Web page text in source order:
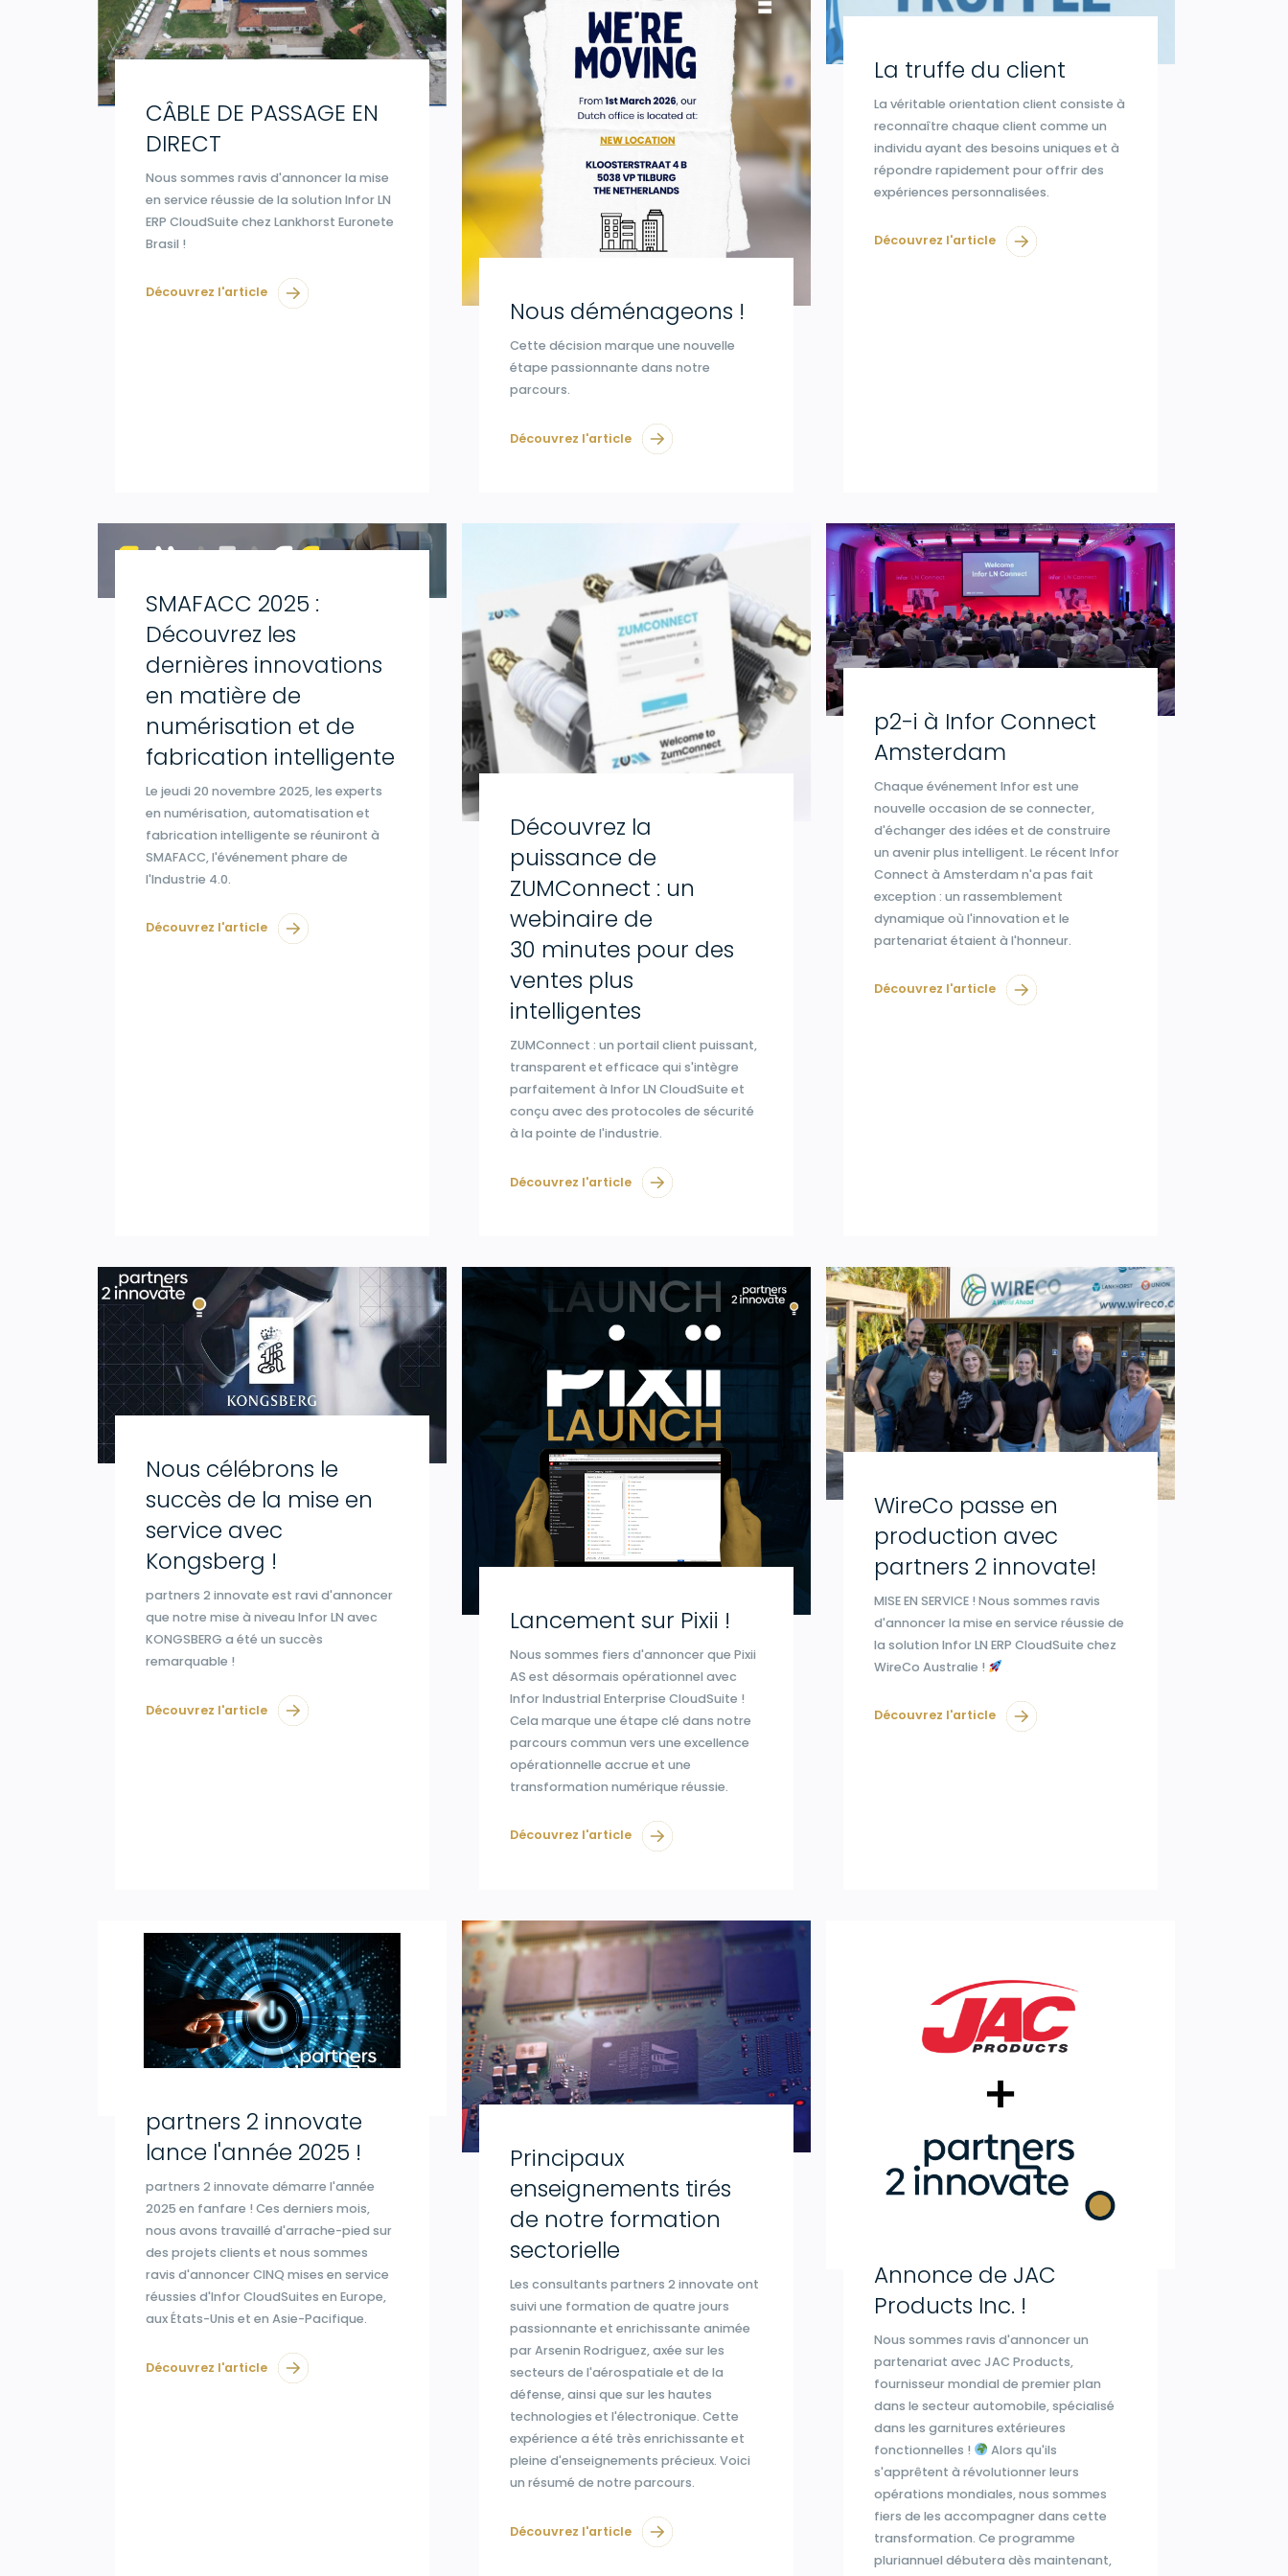
CÂBLE DE PASSAGE EN
DIRECT
Nous sommes ravis d'annoncer la mise
en service réussie de la solution Infor LN
ERP CloudSuite chez Lankhorst Euronete
Brasil !
Découvrez l'article
Nous déménageons !
Cette décision marque une nouvelle
étape passionnante dans notre
parcours.
Découvrez l'article
La truffe du client
La véritable orientation client consiste à
reconnaître chaque client comme un
individu ayant des besoins uniques et à
répondre rapidement pour offrir des
expériences personnalisées.
Découvrez l'article
SMAFACC 2025 :
Découvrez les
dernières innovations
en matière de
numérisation et de
fabrication intelligente
Le jeudi 20 novembre 2025, les experts
en numérisation, automatisation et
fabrication intelligente se réuniront à
SMAFACC, l'événement phare de
l'Industrie 4.0.
Découvrez l'article
Découvrez la
puissance de
ZUMConnect : un
webinaire de
30 minutes pour des
ventes plus
intelligentes
ZUMConnect : un portail client puissant,
transparent et efficace qui s'intègre
parfaitement à Infor LN CloudSuite et
conçu avec des protocoles de sécurité
à la pointe de l'industrie.
Découvrez l'article
p2-i à Infor Connect
Amsterdam
Chaque événement Infor est une
nouvelle occasion de se connecter,
d'échanger des idées et de construire
un avenir plus intelligent. Le récent Infor
Connect à Amsterdam n'a pas fait
exception : un rassemblement
dynamique où l'innovation et le
partenariat étaient à l'honneur.
Découvrez l'article
Nous célébrons le
succès de la mise en
service avec
Kongsberg !
partners 2 innovate est ravi d'annoncer
que notre mise à niveau Infor LN avec
KONGSBERG a été un succès
remarquable !
Découvrez l'article
Lancement sur Pixii !
Nous sommes fiers d'annoncer que Pixii
AS est désormais opérationnel avec
Infor Industrial Enterprise CloudSuite !
Cela marque une étape clé dans notre
parcours commun vers une excellence
opérationnelle accrue et une
transformation numérique réussie.
Découvrez l'article
WireCo passe en
production avec
partners 2 innovate!
MISE EN SERVICE ! Nous sommes ravis
d'annoncer la mise en service réussie de
la solution Infor LN ERP CloudSuite chez
WireCo Australie !
Découvrez l'article
partners 2 innovate
lance l'année 2025 !
partners 2 innovate démarre l'année
2025 en fanfare ! Ces derniers mois,
nous avons travaillé d'arrache-pied sur
des projets clients et nous sommes
ravis d'annoncer CINQ mises en service
réussies d'Infor CloudSuites en Europe,
aux États-Unis et en Asie-Pacifique.
Découvrez l'article
Principaux
enseignements tirés
de notre formation
sectorielle
Les consultants partners 2 innovate ont
suivi une formation de quatre jours
passionnante et enrichissante animée
par Arsenin Rodriguez, axée sur les
secteurs de l'aérospatiale et de la
défense, ainsi que sur les hautes
technologies et l'électronique. Cette
expérience a été très enrichissante et
pleine d'enseignements précieux. Voici
un résumé de notre parcours.
Découvrez l'article
Annonce de JAC
Products Inc. !
Nous sommes ravis d'annoncer un
partenariat avec JAC Products,
fournisseur mondial de premier plan
dans le secteur automobile, spécialisé
dans les garnitures extérieures
fonctionnelles !
Alors qu'ils
s'apprêtent à révolutionner leurs
opérations mondiales, nous sommes
fiers de les accompagner dans cette
transformation. Ce programme
pluriannuel débutera dès maintenant,